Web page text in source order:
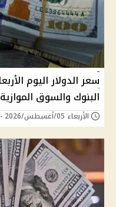
البنوك والسوق الموازية
الأربعاء 05/أغسطس/2026 - 12:10 م